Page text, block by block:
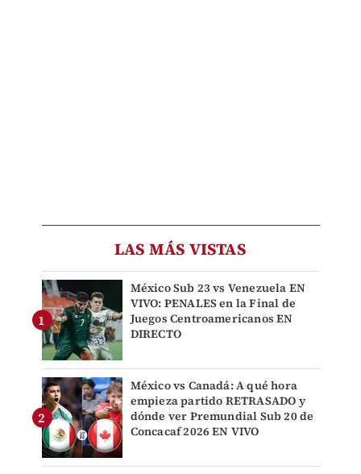
LAS MÁS VISTAS
México Sub 23 vs Venezuela EN
VIVO: PENALES en la Final de
Juegos Centroamericanos EN
DIRECTO
México vs Canadá: A qué hora
empieza partido RETRASADO y
dónde ver Premundial Sub 20 de
Concacaf 2026 EN VIVO